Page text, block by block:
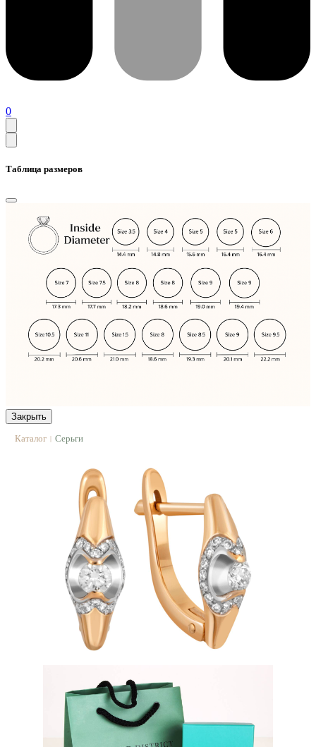
0
Таблица размеров
Закрыть
Каталог | Серьги